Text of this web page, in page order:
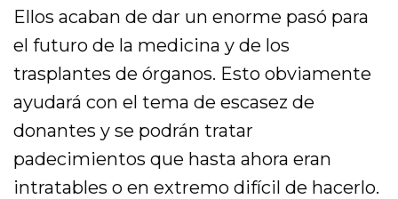
Ellos acaban de dar un enorme pasó para
el futuro de la medicina y de los
trasplantes de órganos. Esto obviamente
ayudará con el tema de escasez de
donantes y se podrán tratar
padecimientos que hasta ahora eran
intratables o en extremo difícil de hacerlo.